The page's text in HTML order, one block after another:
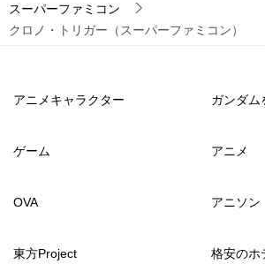
スーパーファミコン
クロノ・トリガー（スーパーファミコン）
アニメキャラクター ガンダム
ゲーム アニメ
OVA アニソン
東方Project 格安のホ